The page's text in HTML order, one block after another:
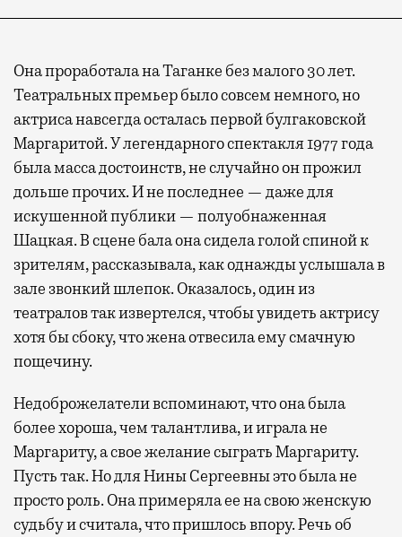
Она проработала на Таганке без малого 30 лет.
Театральных премьер было совсем немного, но
актриса навсегда осталась первой булгаковской
Маргаритой. У легендарного спектакля 1977 года
была масса достоинств, не случайно он прожил
дольше прочих. И не последнее — даже для
искушенной публики — полуобнаженная
Шацкая. В сцене бала она сидела голой спиной к
зрителям, рассказывала, как однажды услышала в
зале звонкий шлепок. Оказалось, один из
театралов так извертелся, чтобы увидеть актрису
хотя бы сбоку, что жена отвесила ему смачную
пощечину.
Недоброжелатели вспоминают, что она была
более хороша, чем талантлива, и играла не
Маргариту, а свое желание сыграть Маргариту.
Пусть так. Но для Нины Сергеевны это была не
просто роль. Она примеряла ее на свою женскую
судьбу и считала, что пришлось впору. Речь об